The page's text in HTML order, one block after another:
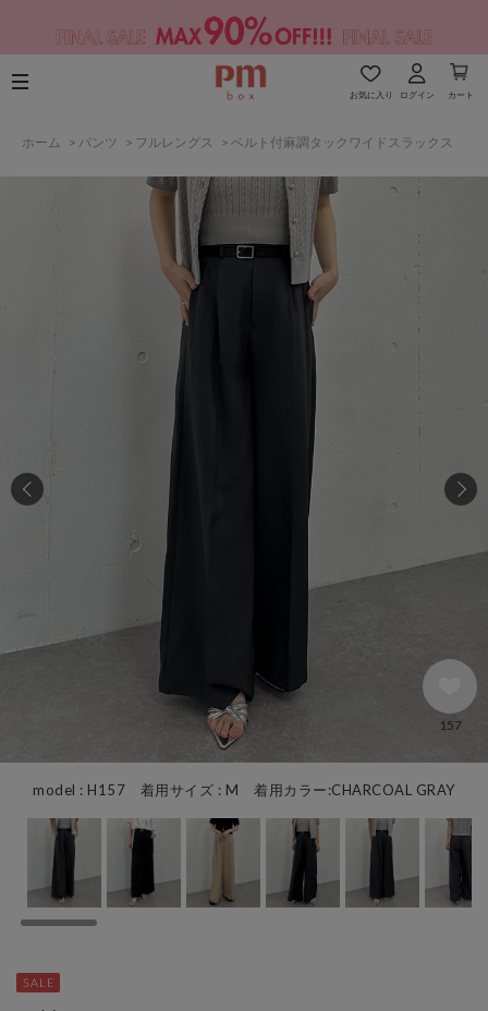
お気に入り ログイン カート
ホーム > パンツ > フルレングス > ベルト付麻調タックワイドスラックス
model : H157 着用サイズ : M 着用カラー:CHARCOAL GRAY
157